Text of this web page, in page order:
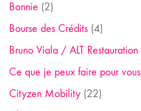
Bonnie (2)
Bourse des Crédits (4)
Bruno Viala / ALT Restauration
Ce que je peux faire pour vous
Cityzen Mobility (22)